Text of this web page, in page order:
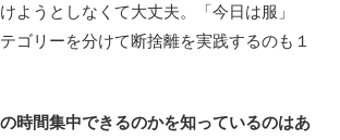
ようとしなくて大丈夫。「今日は服」
ゴリーを分けて断捨離を実践するのも１
時間集中できるのかを知っているのはあ